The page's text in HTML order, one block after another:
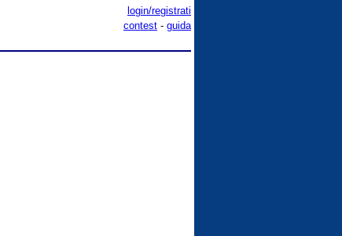
login/registrati
contest - guida